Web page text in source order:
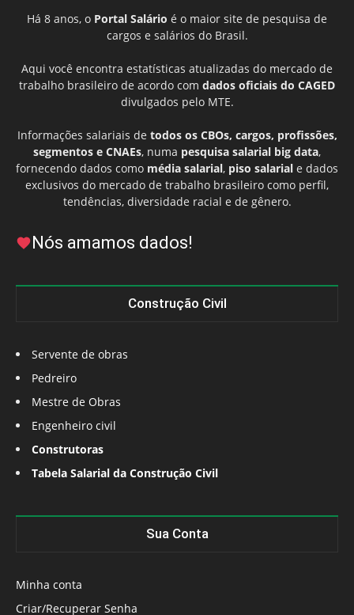
Há 8 anos, o Portal Salário é o maior site de pesquisa de
cargos e salários do Brasil.
Aqui você encontra estatísticas atualizadas do mercado de
trabalho brasileiro de acordo com dados oficiais do CAGED
divulgados pelo MTE.
Informações salariais de todos os CBOs, cargos, profissões,
segmentos e CNAEs, numa pesquisa salarial big data,
fornecendo dados como média salarial, piso salarial e dados
exclusivos do mercado de trabalho brasileiro como perfil,
tendências, diversidade racial e de gênero.
Nós amamos dados!
Construção Civil
Servente de obras
Pedreiro
Mestre de Obras
Engenheiro civil
Construtoras
Tabela Salarial da Construção Civil
Sua Conta
Minha conta
Criar/Recuperar Senha